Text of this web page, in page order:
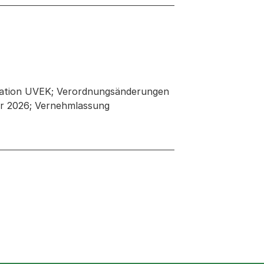
UVEK; Verordnungsänderungen
Vernehmlassung